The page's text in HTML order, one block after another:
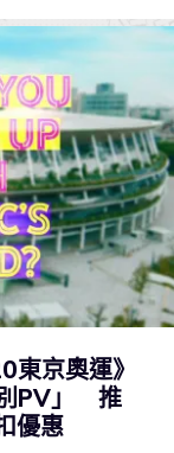
東京奧運》
PV」 推
優惠